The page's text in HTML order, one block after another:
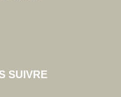
SUIVRE